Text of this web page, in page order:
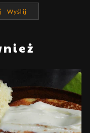
Wyślij